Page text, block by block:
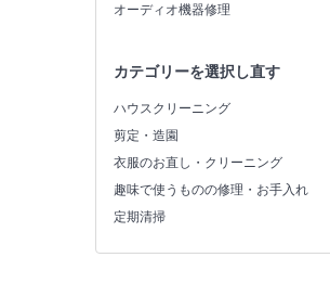
オーディオ機器修理
カテゴリーを選択し直す
ハウスクリーニング
剪定・造園
衣服のお直し・クリーニング
趣味で使うものの修理・お手入れ
定期清掃